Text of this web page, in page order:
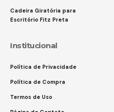
Cadeira Giratória para
Escritório Fitz Preta
Institucional
Política de Privacidade
Política de Compra
Termos de Uso